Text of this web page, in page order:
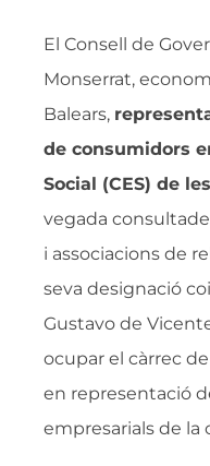
El Consell de
Monserrat,
Balears,
de consumidors
Social (CES) de
vegada
i associacions de
seva designació
Gustavo de
ocupar el càrrec
en representació
empresarials de